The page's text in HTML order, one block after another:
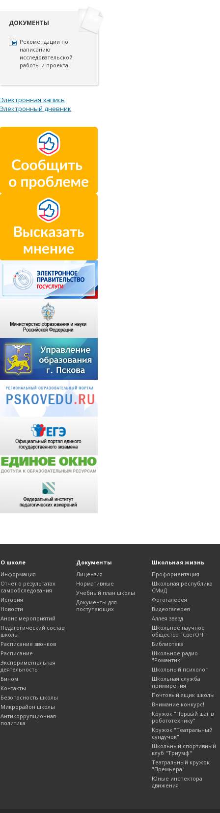
ДОКУМЕНТЫ
Рекомендации по
написанию
исследовательской
работы и проекта
Электронная запись
Электронный дневник
О школе
Информация
Отчет о результатах
самообследования
История
Новости
Анонс мероприятий
Педагогический состав
школы
Расписание звонков
Расписание
Экспериментальная
деятельность
Бином
Контакты
Безопасность школы
Микрорайон школы
Антикоррупционная
политика
Документы
Лицензия
Нормативные
Учебный план школы
Документы для
поступающих
Школьная жизнь
Профориентация
Школьная республика
СМиД
Фотогалерея
Видеогалерея
Аллея звезд
Школьное научное
общество "СветОЧ"
Библиотека
Школьное радио
"Романтик"
Школьный психолог
Школьная служба
примирения
Почтовый ящик школы
Внимание конкурс!
Кружок "Первый шаг в
робототехнику"
Кружок "Театральный
сундучок"
Школьный спортивный
клуб "Триумф"
Театральный кружок
"Премьера"
Юные инспектора
движения